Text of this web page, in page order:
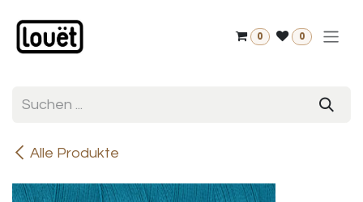
0 0
Alle Produkte